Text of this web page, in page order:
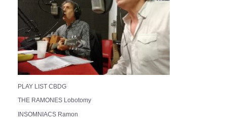
PLAY LIST CBDG
THE RAMONES Lobotomy
INSOMNIACS Ramon